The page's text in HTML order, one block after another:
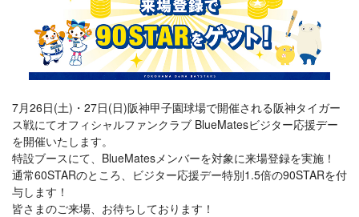
7月26日(土)・27日(日)阪神甲子園球場で開催される阪神タイガー
ス戦にてオフィシャルファンクラブ BlueMatesビジター応援デー
を開催いたします。
特設ブースにて、BlueMatesメンバーを対象に来場登録を実施！
通常60STARのところ、ビジター応援デー特別1.5倍の90STARを付
与します！
皆さまのご来場、お待ちしております！